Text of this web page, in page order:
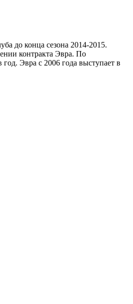
до конца сезона 2014-2015.
контракта Эвра. По
Эвра с 2006 года выступает в